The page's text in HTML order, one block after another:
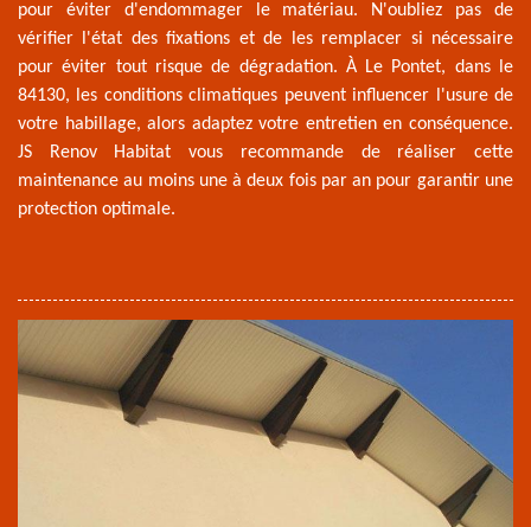
pour éviter d'endommager le matériau. N'oubliez pas de
vérifier l'état des fixations et de les remplacer si nécessaire
pour éviter tout risque de dégradation. À Le Pontet, dans le
84130, les conditions climatiques peuvent influencer l'usure de
votre habillage, alors adaptez votre entretien en conséquence.
JS Renov Habitat vous recommande de réaliser cette
maintenance au moins une à deux fois par an pour garantir une
protection optimale.